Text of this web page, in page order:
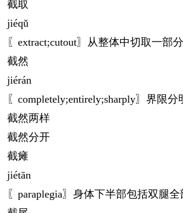
截取
jiéqǔ
〖extract;cutout〗从整体中切取一部分
截然
jiérán
〖completely;entirely;sharply〗界限分
截然两样
截然分开
截瘫
jiétān
〖paraplegia〗身体下半部包括双腿